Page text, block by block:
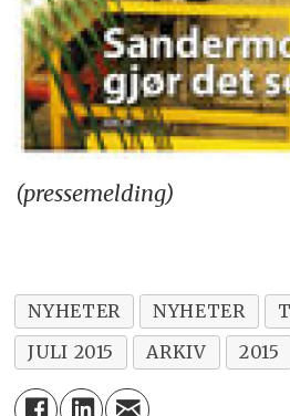
(pressemelding)
NYHETER NYHETER
JULI 2015
ARKIV 2015